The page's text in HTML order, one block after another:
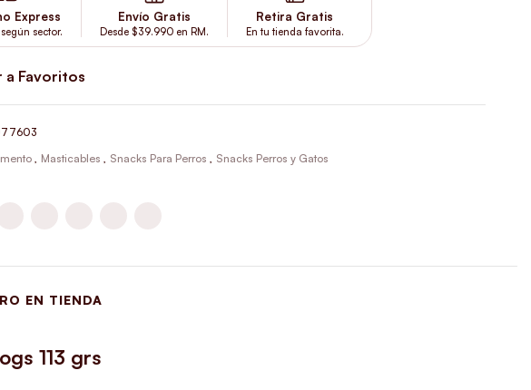
Express
sector.
Envío Gratis
Desde $39.990 en RM.
Retira Gratis
En tu tienda favorita.
a Favoritos
, Masticables , Snacks Para Perros , Snacks Perros y Gatos
EN TIENDA
113 grs